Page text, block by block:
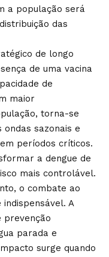
a população será
das
de longo
de uma vacina
de
maior
torna-se
sazonais e
períodos críticos.
a dengue de
mais controlável.
o combate ao
A
prevenção
parada e
surge quando